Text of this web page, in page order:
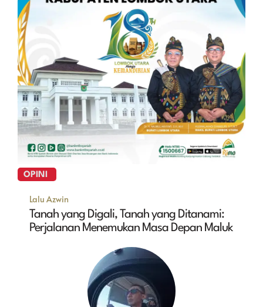
OPINI
Lalu Azwin
Tanah yang Digali, Tanah yang Ditanami:
Perjalanan Menemukan Masa Depan Maluk